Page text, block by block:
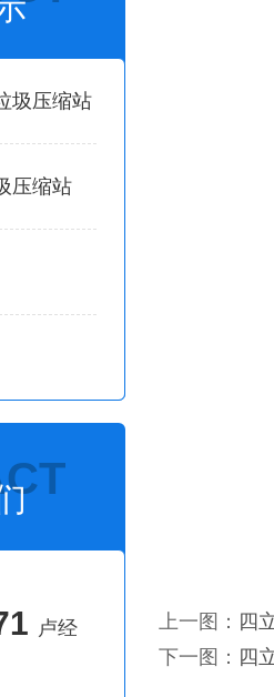
圾压缩站
压缩站
卢经 上一图： 四
下一图： 四